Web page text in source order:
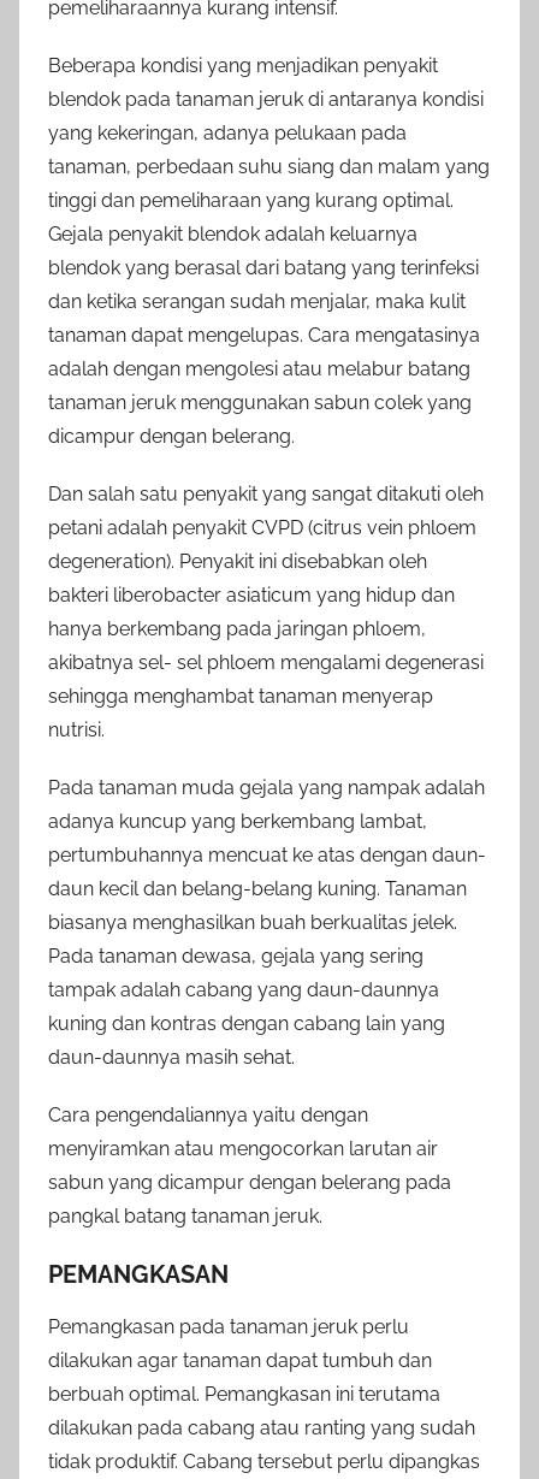
pemeliharaannya kurang intensif.
Beberapa kondisi yang menjadikan penyakit
blendok pada tanaman jeruk di antaranya kondisi
yang kekeringan, adanya pelukaan pada
tanaman, perbedaan suhu siang dan malam yang
tinggi dan pemeliharaan yang kurang optimal.
Gejala penyakit blendok adalah keluarnya
blendok yang berasal dari batang yang terinfeksi
dan ketika serangan sudah menjalar, maka kulit
tanaman dapat mengelupas. Cara mengatasinya
adalah dengan mengolesi atau melabur batang
tanaman jeruk menggunakan sabun colek yang
dicampur dengan belerang.
Dan salah satu penyakit yang sangat ditakuti oleh
petani adalah penyakit CVPD (citrus vein phloem
degeneration). Penyakit ini disebabkan oleh
bakteri liberobacter asiaticum yang hidup dan
hanya berkembang pada jaringan phloem,
akibatnya sel- sel phloem mengalami degenerasi
sehingga menghambat tanaman menyerap
nutrisi.
Pada tanaman muda gejala yang nampak adalah
adanya kuncup yang berkembang lambat,
pertumbuhannya mencuat ke atas dengan daun-
daun kecil dan belang-belang kuning. Tanaman
biasanya menghasilkan buah berkualitas jelek.
Pada tanaman dewasa, gejala yang sering
tampak adalah cabang yang daun-daunnya
kuning dan kontras dengan cabang lain yang
daun-daunnya masih sehat.
Cara pengendaliannya yaitu dengan
menyiramkan atau mengocorkan larutan air
sabun yang dicampur dengan belerang pada
pangkal batang tanaman jeruk.
PEMANGKASAN
Pemangkasan pada tanaman jeruk perlu
dilakukan agar tanaman dapat tumbuh dan
berbuah optimal. Pemangkasan ini terutama
dilakukan pada cabang atau ranting yang sudah
tidak produktif. Cabang tersebut perlu dipangkas